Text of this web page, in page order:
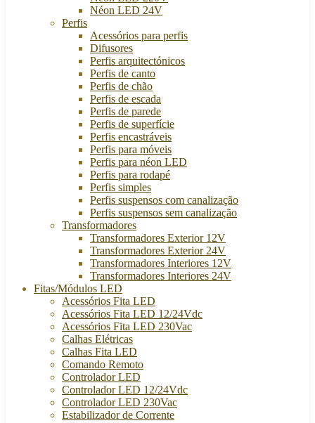
Néon LED 24V
Perfis
Acessórios para perfis
Difusores
Perfis arquitectónicos
Perfis de canto
Perfis de chão
Perfis de escada
Perfis de parede
Perfis de superfície
Perfis encastráveis
Perfis para móveis
Perfis para néon LED
Perfis para rodapé
Perfis simples
Perfis suspensos com canalização
Perfis suspensos sem canalização
Transformadores
Transformadores Exterior 12V
Transformadores Exterior 24V
Transformadores Interiores 12V
Transformadores Interiores 24V
Fitas/Módulos LED
Acessórios Fita LED
Acessórios Fita LED 12/24Vdc
Acessórios Fita LED 230Vac
Calhas Elétricas
Calhas Fita LED
Comando Remoto
Controlador LED
Controlador LED 12/24Vdc
Controlador LED 230Vac
Estabilizador de Corrente